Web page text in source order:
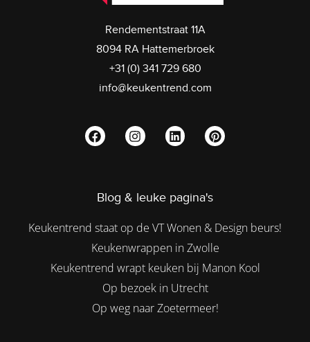
Rendementstraat 11A
8094 RA Hattemerbroek
+31 (0) 341 729 680
info@keukentrend.com
Blog & leuke pagina's
Keukentrend staat op de VT Wonen & Design beurs!
Keukenwrappen in Zwolle
Keukentrend wrapt keuken bij Manon Kool
Op bezoek in Utrecht
Op weg naar Zoetermeer!